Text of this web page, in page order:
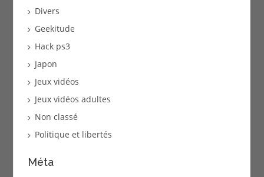
Divers
Geekitude
Hack ps3
Japon
Jeux vidéos
Jeux vidéos adultes
Non classé
Politique et libertés
Méta